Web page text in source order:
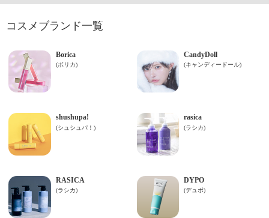
コスメブランド一覧